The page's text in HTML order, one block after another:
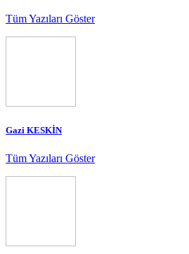
Tüm Yazıları Göster
Gazi KESKİN
Tüm Yazıları Göster